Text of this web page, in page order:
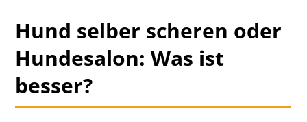
Hund selber scheren oder
Hundesalon: Was ist
besser?